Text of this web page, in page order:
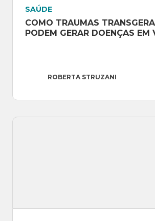
SAÚDE
COMO TRAUMAS
PODEM GERAR DOENÇAS EM
ROBERTA STRUZANI